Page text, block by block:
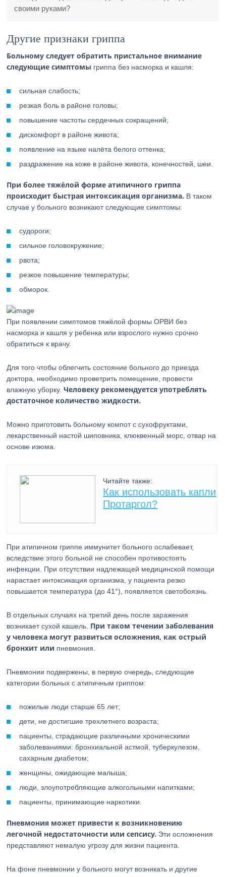
своими руками?
Другие признаки гриппа
Больному следует обратить пристальное внимание
следующие симптомы гриппа без насморка и кашля:
сильная слабость;
резкая боль в районе головы;
повышение частоты сердечных сокращений;
дискомфорт в районе живота;
появление на языке налёта белого оттенка;
раздражение на коже в районе живота, конечностей, шеи.
При более тяжёлой форме атипичного гриппа
происходит быстрая интоксикация организма. В таком
случае у больного возникают следующие симптомы:
судороги;
сильное головокружение;
рвота;
резкое повышение температуры;
обморок.
При появлении симптомов тяжёлой формы ОРВИ без
насморка и кашля у ребенка или взрослого нужно срочно
обратиться к врачу.
Для того чтобы облегчить состояние больного до приезда
доктора, необходимо проветрить помещение, провести
влажную уборку.Человеку рекомендуется употреблять
достаточное количество жидкости.
Можно приготовить больному компот с сухофруктами,
лекарственный настой шиповника, клюквенный морс, отвар на
основе изюма.
Читайте также:
Как использовать капли
Протаргол?
При атипичном гриппе иммунитет больного ослабевает,
вследствие этого больной не способен противостоять
инфекции. При отсутствии надлежащей медицинской помощи
нарастает интоксикация организма, у пациента резко
повышается температура (до 41°), появляется светобоязнь.
В отдельных случаях на третий день после заражения
возникает сухой кашель. При таком течении заболевания
у человека могут развиться осложнения, как острый
бронхит или пневмония.
Пневмонии подвержены, в первую очередь, следующие
категории больных с атипичным гриппом:
пожилые люди старше 65 лет;
дети, не достигшие трехлетнего возраста;
пациенты, страдающие различными хроническими
заболеваниями: бронхиальной астмой, туберкулезом,
сахарным диабетом;
женщины, ожидающие малыша;
люди, злоупотребляющие алкогольными напитками;
пациенты, принимающие наркотики.
Пневмония может привести к возникновению
легочной недостаточности или сепсису. Эти осложнения
представляют немалую угрозу для жизни пациента.
На фоне пневмонии у больного могут возникать и другие